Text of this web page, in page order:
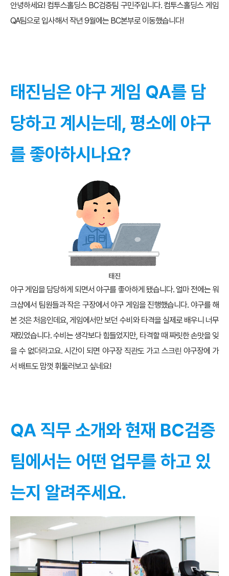
안녕하세요! 컴투스홀딩스 BC검증팀 구민주입니다. 컴투스홀딩스 게임
QA팀으로 입사해서 작년 9월에는 BC본부로 이동했습니다!
태진님은 야구 게임 QA를 담
당하고 계시는데, 평소에 야구
를 좋아하시나요?
태진
야구 게임을 담당하게 되면서 야구를 좋아하게 됐습니다. 얼마 전에는 워
크샵에서 팀원들과 작은 구장에서 야구 게임을 진행했습니다. 야구를 해
본 것은 처음인데요, 게임에서만 보던 수비와 타격을 실제로 배우니 너무
재밌었습니다. 수비는 생각보다 힘들었지만, 타격할 때 짜릿한 손맛을 잊
을 수 없더라고요. 시간이 되면 야구장 직관도 가고 스크린 야구장에 가
서 배트도 맘껏 휘둘러보고 싶네요!
QA 직무 소개와 현재 BC검증
팀에서는 어떤 업무를 하고 있
는지 알려주세요.